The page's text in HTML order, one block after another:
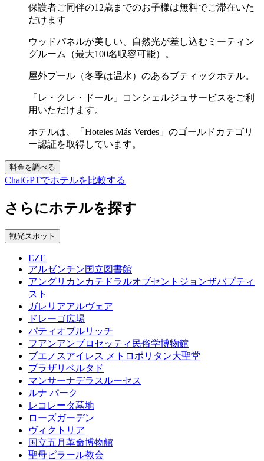
保護者ご同伴の12歳までのお子様は無料でご滞在いた
だけます
ウッドパネルが美しい、自然光が差し込むミーティン
グルーム（最大100名収容可能）。
屋外プール（冬季は温水）のあるブティックホテル。
「レ・クレ・ドール」コンシェルジュサービスをご利
用いただけます。
ホテルは、「Hoteles Más Verdes」のゴールドカテゴリ
ー認証を取得しています。
料金を調べる
ChatGPTでホテルを比較する
さらにホテルを探す
観光スポット
EZE
アルゼンチン国立図書館
アングリカンカテドラルオブセントジョンザバプティ
スト
ガレリアアルヴェア
ドレーゴ広場
パティオブルリッチ
フアンアンブロセッティ民俗学博物館
ブエノスアイレス メトロポリタン大聖堂
プラザリベルタド
マンサーナデラスルーセス
ルナ パーク
レコレータ墓地
ローズガーデン
ヴィクトリア
国立五月革命博物館
聖母ピラール教会